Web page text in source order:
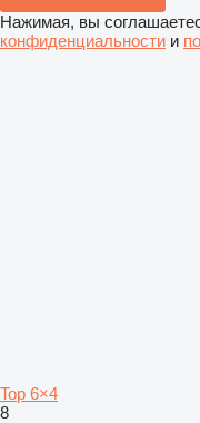
Нажимая, вы
конфиденциальности и
Top 6×4
8